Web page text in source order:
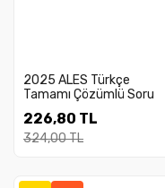
2025 ALES Türkçe
Tamamı Çözümlü Soru
226,80 TL
324,00 TL